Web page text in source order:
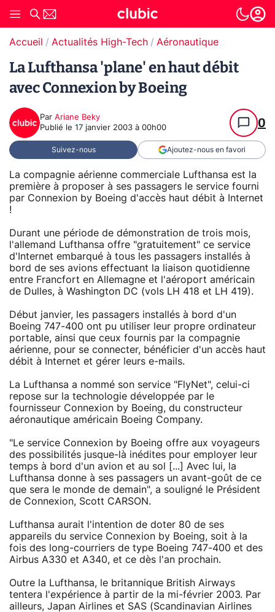
Accueil Actualités High-Tech Aéronautique
La Lufthansa 'plane' en haut débit
avec Connexion by Boeing
Par Ariane Beky
Publié le 17 janvier 2003 à 00h00 0
Suivez-nous Ajoutez-nous en favori
La compagnie aérienne commerciale Lufthansa est la
première à proposer à ses passagers le service fourni
par Connexion by Boeing d'accès haut débit à Internet
!
Durant une période de démonstration de trois mois,
l'allemand Lufthansa offre "gratuitement" ce service
d'Internet embarqué à tous les passagers installés à
bord de ses avions effectuant la liaison quotidienne
entre Francfort en Allemagne et l'aéroport américain
de Dulles, à Washington DC (vols LH 418 et LH 419).
Début janvier, les passagers installés à bord d'un
Boeing 747-400 ont pu utiliser leur propre ordinateur
portable, ainsi que ceux fournis par la compagnie
aérienne, pour se connecter, bénéficier d'un accès haut
débit à Internet et gérer leurs e-mails.
La Lufthansa a nommé son service "FlyNet", celui-ci
repose sur la technologie développée par le
fournisseur Connexion by Boeing, du constructeur
aéronautique américain Boeing Company.
"Le service Connexion by Boeing offre aux voyageurs
des possibilités jusque-là inédites pour employer leur
temps à bord d'un avion et au sol [...] Avec lui, la
Lufthansa donne à ses passagers un avant-goût de ce
que sera le monde de demain", a souligné le Président
de Connexion, Scott CARSON.
Lufthansa aurait l'intention de doter 80 de ses
appareils du service Connexion by Boeing, soit à la
fois des long-courriers de type Boeing 747-400 et des
Airbus A330 et A340, et ce dès l'an prochain.
Outre la Lufthansa, le britannique British Airways
tentera l'expérience à partir de la mi-février 2003. Par
ailleurs, Japan Airlines et SAS (Scandinavian Airlines